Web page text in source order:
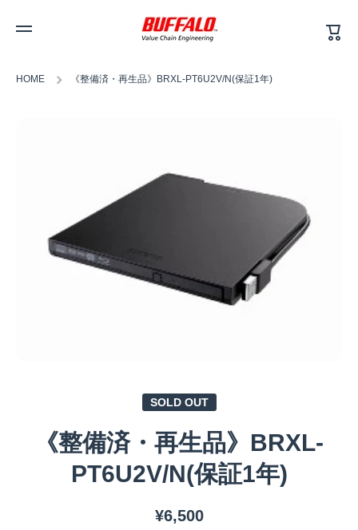
ー
ト
HOME 《整備済・再生品》BRXL-PT6U2V/N(保証1年)
SOLD OUT
《整備済・再生品》BRXL-
PT6U2V/N(保証1年)
¥6,500